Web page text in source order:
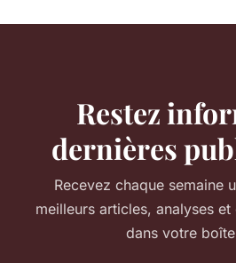
Restez
dernières
Recevez chaque semaine
meilleurs articles, analyses
dans votre